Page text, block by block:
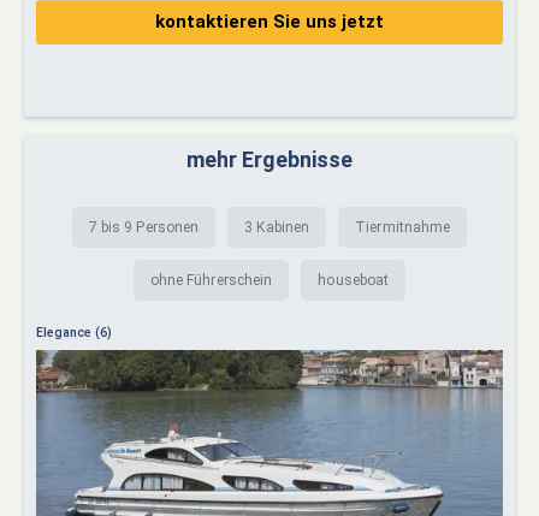
kontaktieren Sie uns jetzt
mehr Ergebnisse
7 bis 9 Personen 3 Kabinen Tiermitnahme
ohne Führerschein houseboat
Elegance (6)